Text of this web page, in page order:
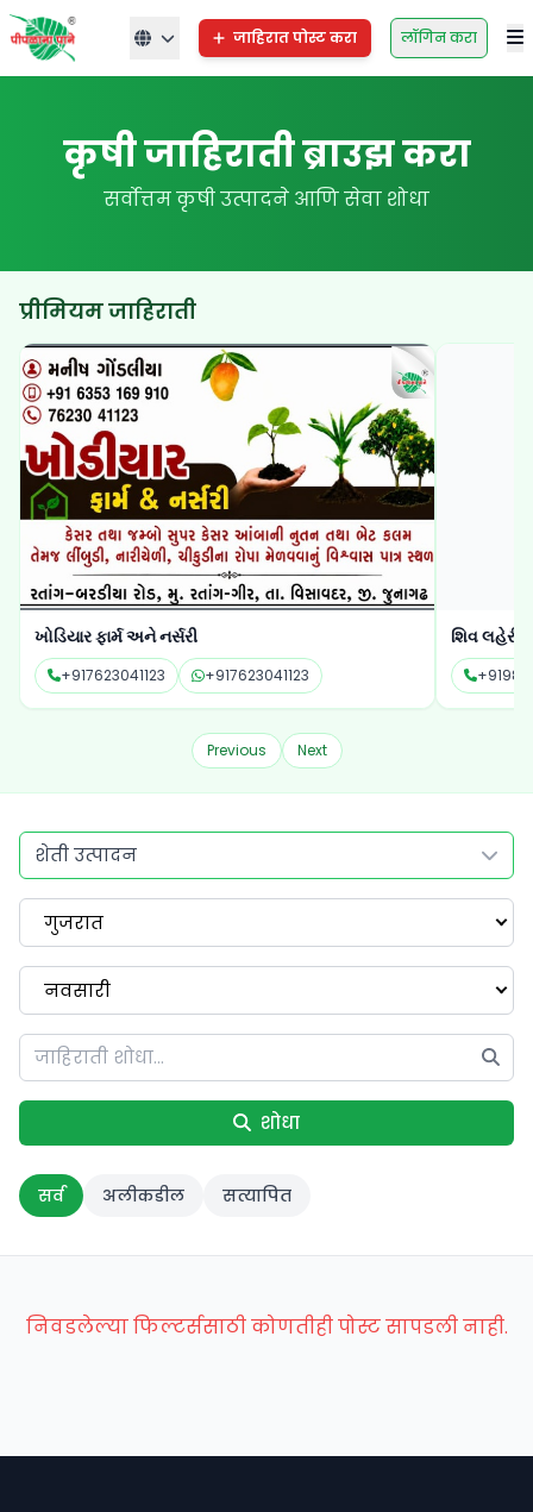
जाहिरात पोस्ट करा लॉगिन करा
कृषी जाहिराती ब्राउझ करा
सर्वोत्तम कृषी उत्पादने आणि सेवा शोधा
प्रीमियम जाहिराती
ખોડિયાર ફાર્મ અને નર્સરી
+917623041123 +917623041123
શિવ લહેરી
Previous Next
शेती उत्पादन
गुजरात
नवसारी
शोधा
सर्व अलीकडील सत्यापित
निवडलेल्या फिल्टर्ससाठी कोणतीही पोस्ट सापडली नाही.